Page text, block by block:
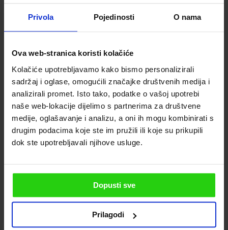
Privola Pojedinosti O nama
Ova web-stranica koristi kolačiće
Kolačiće upotrebljavamo kako bismo personalizirali
sadržaj i oglase, omogućili značajke društvenih medija i
analizirali promet. Isto tako, podatke o vašoj upotrebi
naše web-lokacije dijelimo s partnerima za društvene
medije, oglašavanje i analizu, a oni ih mogu kombinirati s
drugim podacima koje ste im pružili ili koje su prikupili
dok ste upotrebljavali njihove usluge.
Dopusti sve
Prilagodi